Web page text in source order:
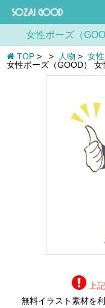
女性ポーズ（
TOP > > 人物 > 女性
女性ポーズ（GOOD） 女
上
無料イラスト素材を